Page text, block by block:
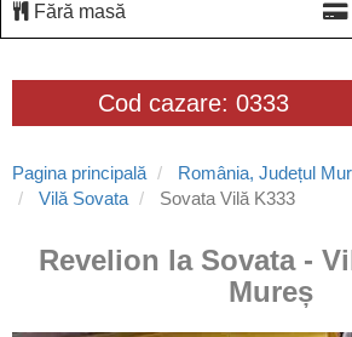
Cod cazare: 0333
Pagina principală România, Județul
Vilă Sovata
Sovata Vilă K333
Revelion la Sovata -
Mureș
Fără masă